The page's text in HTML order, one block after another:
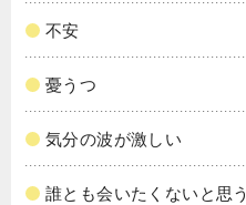
不安
憂うつ
気分の波が激しい
誰とも会いたくないと思う